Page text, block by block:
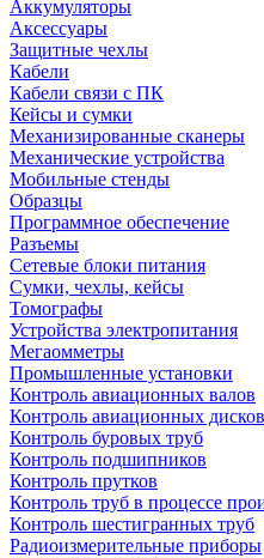
Аккумуляторы
Аксессуары
Защитные чехлы
Кабели
Кабели связи с ПК
Кейсы и сумки
Механизированные сканеры
Механические устройства
Мобильные стенды
Образцы
Программное обеспечение
Разъемы
Сетевые блоки питания
Сумки, чехлы, кейсы
Томографы
Устройства электропитания
Мегаомметры
Промышленные установки
Контроль авиационных валов
Контроль авиационных дисков
Контроль буровых труб
Контроль подшипников
Контроль прутков
Контроль труб в процессе
Контроль шестигранных труб
Радиоизмерительные приборы